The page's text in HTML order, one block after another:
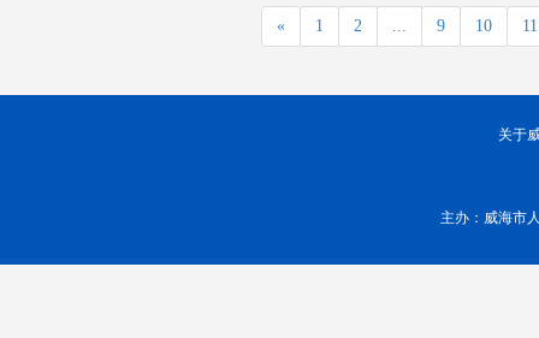
« 1 2 ... 9 10 11
关于
主办：威海市